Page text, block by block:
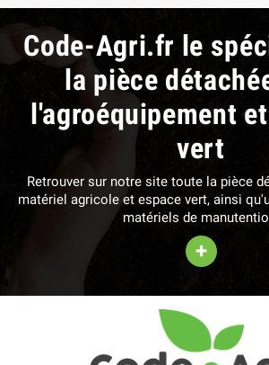
Code-Agri.fr le
la pièce
l'agroéquipement
vert
Retrouver sur notre site toute la pièce
matériel agricole et espace vert, ainsi
matériels de
+